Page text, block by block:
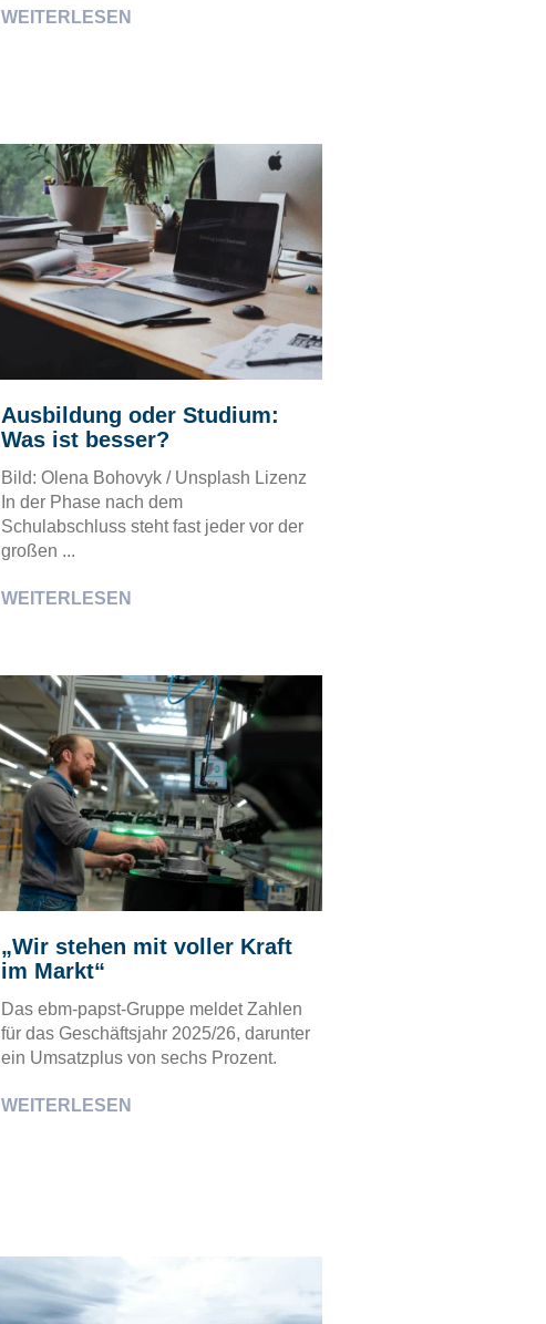
WEITERLESEN
Ausbildung oder Studium:
Was ist besser?
Bild: Olena Bohovyk / Unsplash Lizenz
In der Phase nach dem
Schulabschluss steht fast jeder vor der
großen ...
WEITERLESEN
„Wir stehen mit voller Kraft
im Markt“
Das ebm-papst-Gruppe meldet Zahlen
für das Geschäftsjahr 2025/26, darunter
ein Umsatzplus von sechs Prozent.
WEITERLESEN